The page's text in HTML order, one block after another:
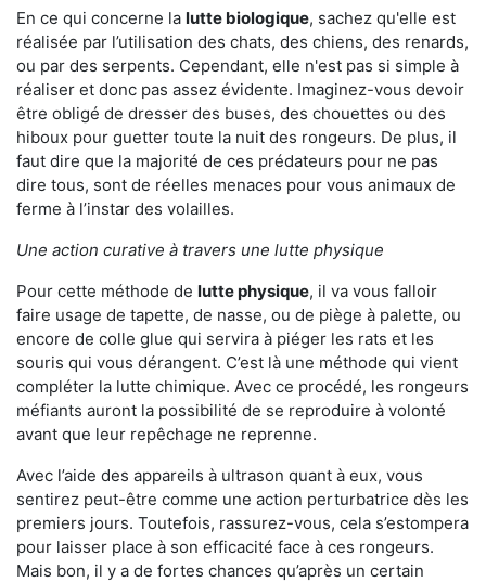
En ce qui concerne la lutte biologique, sachez qu'elle est
réalisée par l’utilisation des chats, des chiens, des renards,
ou par des serpents. Cependant, elle n'est pas si simple à
réaliser et donc pas assez évidente. Imaginez-vous devoir
être obligé de dresser des buses, des chouettes ou des
hiboux pour guetter toute la nuit des rongeurs. De plus, il
faut dire que la majorité de ces prédateurs pour ne pas
dire tous, sont de réelles menaces pour vous animaux de
ferme à l’instar des volailles.
Une action curative à travers une lutte physique
Pour cette méthode de lutte physique, il va vous falloir
faire usage de tapette, de nasse, ou de piège à palette, ou
encore de colle glue qui servira à piéger les rats et les
souris qui vous dérangent. C’est là une méthode qui vient
compléter la lutte chimique. Avec ce procédé, les rongeurs
méfiants auront la possibilité de se reproduire à volonté
avant que leur repêchage ne reprenne.
Avec l’aide des appareils à ultrason quant à eux, vous
sentirez peut-être comme une action perturbatrice dès les
premiers jours. Toutefois, rassurez-vous, cela s’estompera
pour laisser place à son efficacité face à ces rongeurs.
Mais bon, il y a de fortes chances qu’après un certain